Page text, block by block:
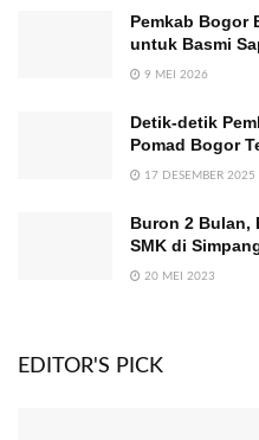
Pemkab Bogor
untuk Basmi
9 MEI 2026
Detik-detik
Pomad Bogor
17 DESEMBER 2025
Buron 2 Bulan,
SMK di
20 MEI 2023
EDITOR'S PICK